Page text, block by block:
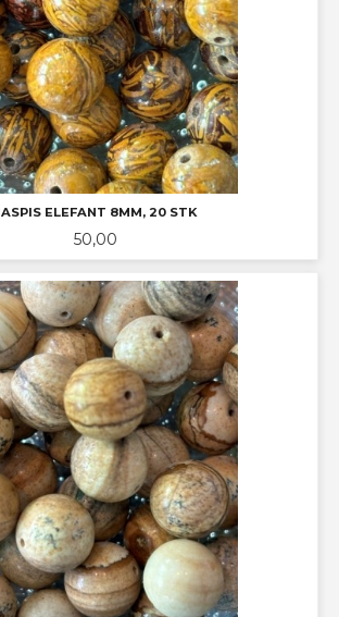
ELEFANT 8MM, 20 STK
Pris
50,00